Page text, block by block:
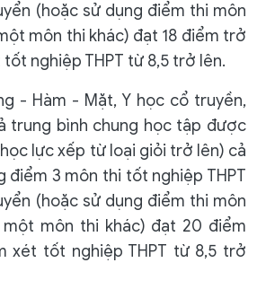
(hoặc sử dụng điểm thi môn
môn thi khác) đạt 18 điểm trở
nghiệp THPT từ 8,5 trở lên.
- Hàm - Mặt, Y học cổ truyền,
trung bình chung học tập được
lực xếp từ loại giỏi trở lên) cả
điểm 3 môn thi tốt nghiệp THPT
(hoặc sử dụng điểm thi môn
một môn thi khác) đạt 20 điểm
xét tốt nghiệp THPT từ 8,5 trở